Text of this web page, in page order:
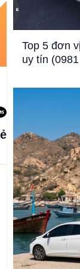
Top 5 đơn
uy tín